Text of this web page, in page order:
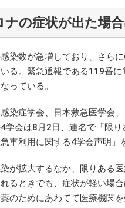
ナの症状が出た場
染数が急増しており、さら
る。緊急通報である119番
っている。
染症学会、日本救急医学会
学会は8月2日、連名で「限
車利用に関する4学会声明」
が拡大するなか、限りある
るときでも、症状が軽い場
のためにあわてて医療機関